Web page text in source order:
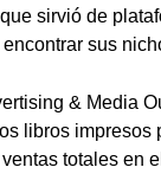
sirvió de
sus
& Media
libros
totales en